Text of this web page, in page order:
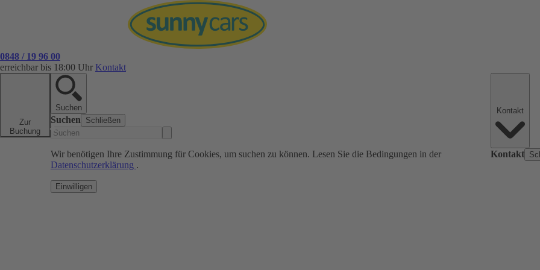
0848 / 19 96 00
erreichbar bis 18:00 Uhr Kontakt
Zur
Buchung
Suchen
Suchen Schließen
Wir benötigen Ihre Zustimmung für Cookies, um suchen zu können. Lesen Sie die Bedingungen in der
Datenschutzerklärung .
Einwilligen
Kontakt